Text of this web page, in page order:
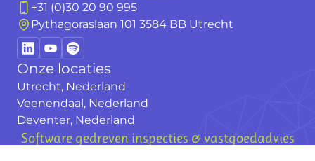
+31 (0)30 20 90 995
Pythagoraslaan 101 3584 BB Utrecht
Onze locaties
Utrecht, Nederland
Veenendaal, Nederland
Deventer, Nederland
Software gedreven inspecties & vastgoedadvies